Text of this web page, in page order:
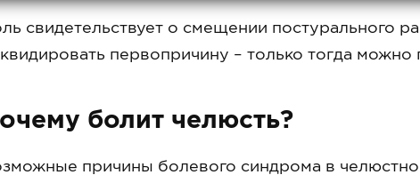
свидетельствует о смещении постурального
первопричину – только тогда
болит челюсть?
причины болевого синдрома в